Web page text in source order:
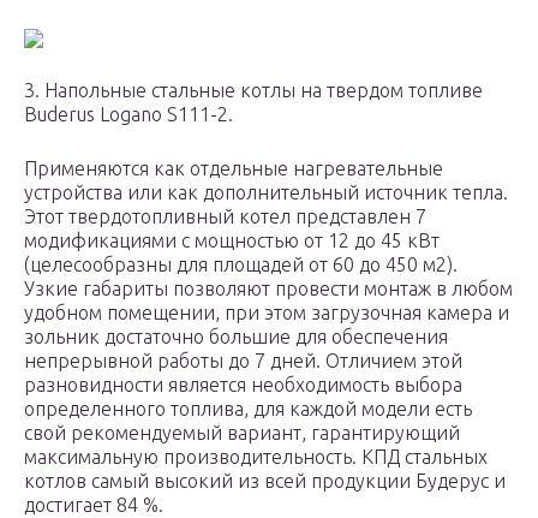
3. Напольные стальные котлы на твердом топливе
Buderus Logano S111-2.
Применяются как отдельные нагревательные
устройства или как дополнительный источник тепла.
Этот твердотопливный котел представлен 7
модификациями с мощностью от 12 до 45 кВт
(целесообразны для площадей от 60 до 450 м2).
Узкие габариты позволяют провести монтаж в любом
удобном помещении, при этом загрузочная камера и
зольник достаточно большие для обеспечения
непрерывной работы до 7 дней. Отличием этой
разновидности является необходимость выбора
определенного топлива, для каждой модели есть
свой рекомендуемый вариант, гарантирующий
максимальную производительность. КПД стальных
котлов самый высокий из всей продукции Будерус и
достигает 84 %.